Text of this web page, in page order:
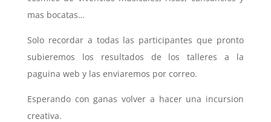
mas bocatas…
Solo recordar a todas las participantes que pronto
subieremos los resultados de los talleres a la
paguina web y las enviaremos por correo.
Esperando con ganas volver a hacer una incursion
creativa.